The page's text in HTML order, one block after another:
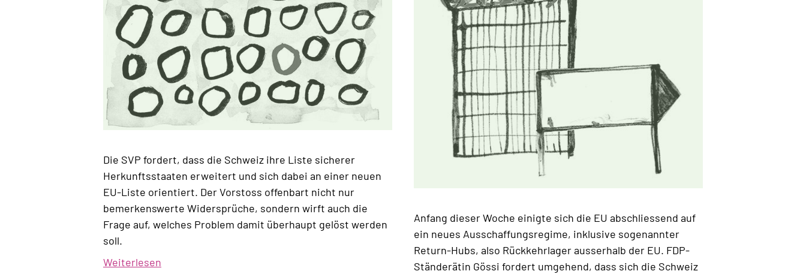
Die SVP fordert, dass die Schweiz ihre Liste sicherer
Herkunftsstaaten erweitert und sich dabei an einer neuen
EU-Liste orientiert. Der Vorstoss offenbart nicht nur
bemerkenswerte Widersprüche, sondern wirft auch die
Frage auf, welches Problem damit überhaupt gelöst werden
soll.
Weiterlesen
Anfang dieser Woche einigte sich die EU abschliessend auf
ein neues Ausschaffungsregime, inklusive sogenannter
Return-Hubs, also Rückkehrlager ausserhalb der EU. FDP-
Ständerätin Gössi fordert umgehend, dass sich die Schweiz